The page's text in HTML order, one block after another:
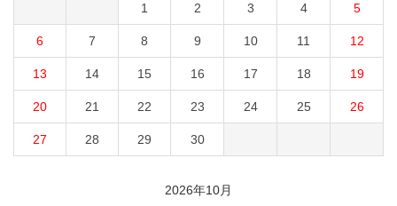
1 2 3 4 5
6 7 8 9 10 11 12
13 14 15 16 17 18 19
20 21 22 23 24 25 26
27 28 29 30
2026年10月